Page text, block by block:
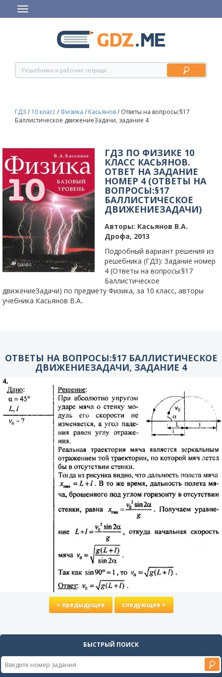
ГДЗ / 10 класс/ Физика / Касьянов/ Ответы на вопросы:§17
Баллистическое движениеЗадачи, задание 4
ГДЗ ПО ФИЗИКЕ 10
КЛАСС КАСЬЯНОВ.
ОТВЕТ НА ЗАДАНИЕ
НОМЕР 4 (ОТВЕТЫ НА
ВОПРОСЫ:§17
БАЛЛИСТИЧЕСКОЕ
ДВИЖЕНИЕЗАДАЧИ)
Авторы: Касьянов В.А.
Дрофа, 2013
Подробный вариант решения из
решебника (ГДЗ): Задание номер
4 (Ответы на вопросы:§17
Баллистическое
движениеЗадачи) по предмету Физика, за 10 класс, авторы
учебника Касьянов В.А..
ОТВЕТЫ НА ВОПРОСЫ:§17 БАЛЛИСТИЧЕСКОЕ
ДВИЖЕНИЕЗАДАЧИ, ЗАДАНИЕ 4
< предыдущее следующее >
БЫСТРЫЙ ПОИСК